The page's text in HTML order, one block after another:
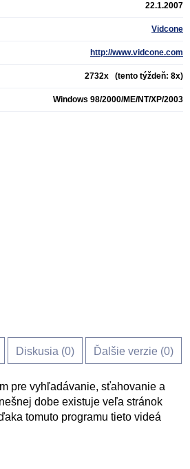
22.1.2007
Vidcone
http://www.vidcone.com
2732x (tento týždeň: 8x)
Windows 98/2000/ME/NT/XP/2003
Diskusia (0) Ďalšie verzie (0)
pre vyhľadávanie, sťahovanie a
dobe existuje veľa stránok
tomuto programu tieto videá